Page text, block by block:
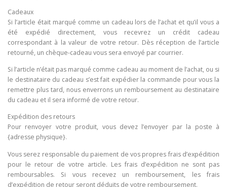
Cadeaux
Si l’article était marqué comme un cadeau lors de l’achat et qu’il vous a
été expédié directement, vous recevrez un crédit cadeau
correspondant à la valeur de votre retour. Dès réception de l’article
retourné, un chèque-cadeau vous sera envoyé par courrier.
Si l’article n’était pas marqué comme cadeau au moment de l’achat, ou si
le destinataire du cadeau s’est fait expédier la commande pour vous la
remettre plus tard, nous enverrons un remboursement au destinataire
du cadeau et il sera informé de votre retour.
Expédition des retours
Pour renvoyer votre produit, vous devez l’envoyer par la poste à
{adresse physique}.
Vous serez responsable du paiement de vos propres frais d’expédition
pour le retour de votre article. Les frais d’expédition ne sont pas
remboursables. Si vous recevez un remboursement, les frais
d’expédition de retour seront déduits de votre remboursement.